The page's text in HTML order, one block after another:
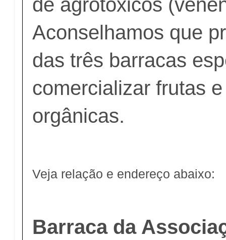
de agrotóxicos
Aconselhamos que
das três barracas
comercializar frutas
orgânicas.
Veja relação e endereço abaixo:
Barraca da